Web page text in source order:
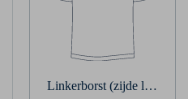
Linkerborst (zijde linkerarm)